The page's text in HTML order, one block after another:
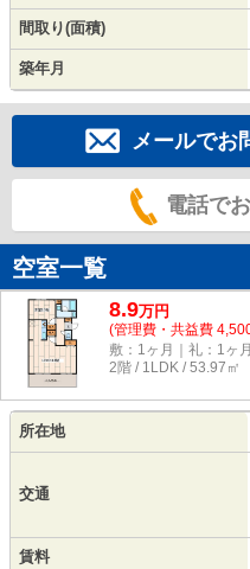
間取り(面積)
築年月
メールでお
電話で
空室一覧
8.9万円
(管理費・共益費
敷：1ヶ月｜礼：1ヶ月
2階 / 1LDK / 53.97㎡
所在地
交通
賃料